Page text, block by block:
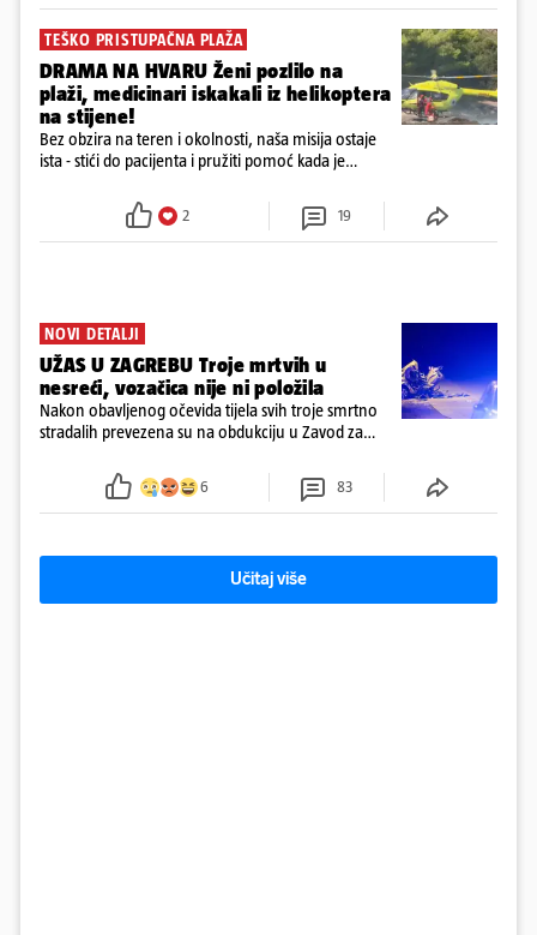
TEŠKO PRISTUPAČNA PLAŽA
DRAMA NA HVARU Ženi pozlilo na
plaži, medicinari iskakali iz helikoptera
na stijene!
Bez obzira na teren i okolnosti, naša misija ostaje
ista - stići do pacijenta i pružiti pomoć kada je
2 19
NOVI DETALJI
UŽAS U ZAGREBU Troje mrtvih u
nesreći, vozačica nije ni položila
Nakon obavljenog očevida tijela svih troje smrtno
stradalih prevezena su na obdukciju u Zavod za
policija nastavlja kriminalističko istraživanje
6 83
Učitaj više